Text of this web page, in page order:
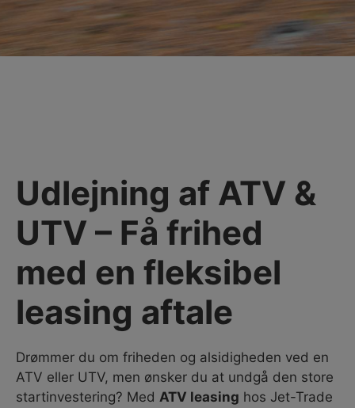
Udlejning af ATV &
UTV – Få frihed
med en fleksibel
leasing aftale
Drømmer du om friheden og alsidigheden ved en
ATV eller UTV, men ønsker du at undgå den store
startinvestering? Med ATV leasing hos Jet-Trade